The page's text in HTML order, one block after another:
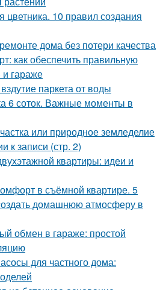
цветника. 10 правил создания
дома без потери качества
как обеспечить правильную
гараже
паркета от воды
6 соток. Важные моменты в
или природное земледелие
к записи (стр. 2)
квартиры: идеи и
в съёмной квартире. 5
домашнюю атмосферу в
обмен в гараже: простой
для частного дома: